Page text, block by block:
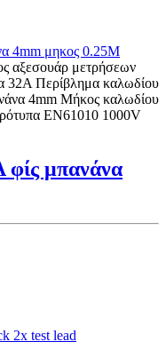
αξεσουάρ μετρήσεων
32A Περίβλημα καλωδίου
4mm Μήκος καλωδίου
EN61010 1000V
μπανάνα